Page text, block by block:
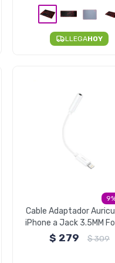
LLEGAHOY
9
Cable Adaptador
iPhone a Jack 3.5MM
$ 279 $309